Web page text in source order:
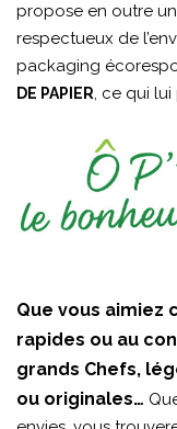
propose en outre
respectueux de
packaging
DE PAPIER, ce qui lui
Que vous aimiez
rapides ou au
grands Chefs,
ou originales…